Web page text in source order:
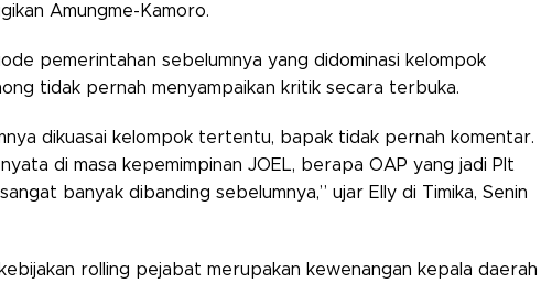
Amungme-Kamoro.
pemerintahan sebelumnya yang didominasi kelompok
tidak pernah menyampaikan kritik secara terbuka.
dikuasai kelompok tertentu, bapak tidak pernah komentar.
di masa kepemimpinan JOEL, berapa OAP yang jadi Plt
banyak dibanding sebelumnya,” ujar Elly di Timika, Senin
rolling pejabat merupakan kewenangan kepala daerah